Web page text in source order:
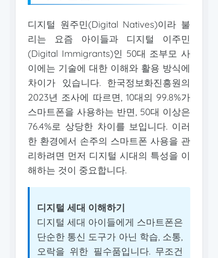
디지털 원주민(Digital Natives)이라 불
리는 요즘 아이들과 디지털 이주민
(Digital Immigrants)인 50대 조부모 사
이에는 기술에 대한 이해와 활용 방식에
차이가 있습니다. 한국정보화진흥원의
2023년 조사에 따르면, 10대의 99.8%가
스마트폰을 사용하는 반면, 50대 이상은
76.4%로 상당한 차이를 보입니다. 이러
한 환경에서 손주의 스마트폰 사용을 관
리하려면 먼저 디지털 시대의 특성을 이
해하는 것이 중요합니다.
디지털 세대 이해하기
디지털 세대 아이들에게 스마트폰은
단순한 통신 도구가 아닌 학습, 소통,
오락을 위한 필수품입니다. 무조건